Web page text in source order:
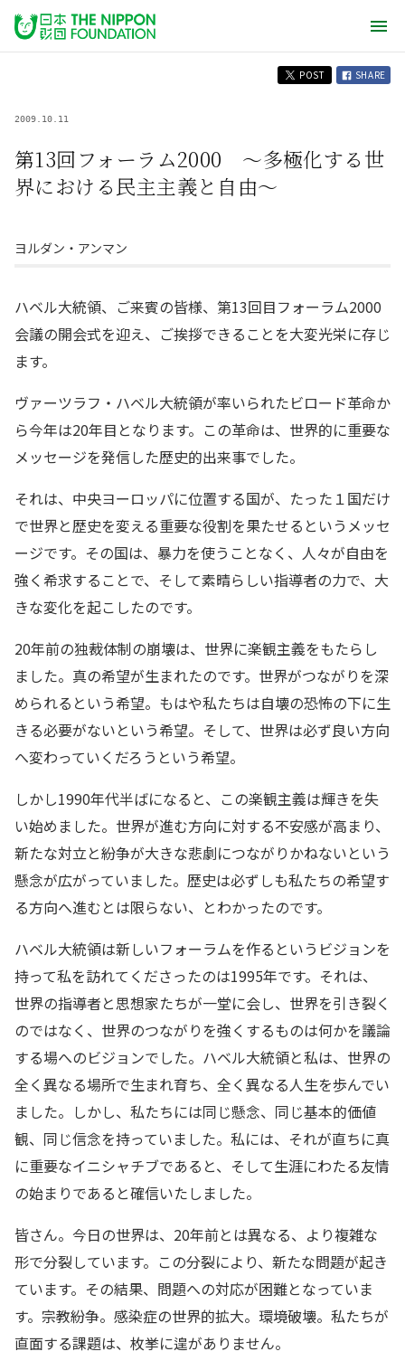
POST SHARE
2009.10.11
第13回フォーラム2000 〜多極化する世
界における民主主義と自由〜
ヨルダン・アンマン
ハベル大統領、ご来賓の皆様、第13回目フォーラム2000
会議の開会式を迎え、ご挨拶できることを大変光栄に存じ
ます。
ヴァーツラフ・ハベル大統領が率いられたビロード革命か
ら今年は20年目となります。この革命は、世界的に重要な
メッセージを発信した歴史的出来事でした。
それは、中央ヨーロッパに位置する国が、たった１国だけ
で世界と歴史を変える重要な役割を果たせるというメッセ
ージです。その国は、暴力を使うことなく、人々が自由を
強く希求することで、そして素晴らしい指導者の力で、大
きな変化を起こしたのです。
20年前の独裁体制の崩壊は、世界に楽観主義をもたらし
ました。真の希望が生まれたのです。世界がつながりを深
められるという希望。もはや私たちは自壊の恐怖の下に生
きる必要がないという希望。そして、世界は必ず良い方向
へ変わっていくだろうという希望。
しかし1990年代半ばになると、この楽観主義は輝きを失
い始めました。世界が進む方向に対する不安感が高まり、
新たな対立と紛争が大きな悲劇につながりかねないという
懸念が広がっていました。歴史は必ずしも私たちの希望す
る方向へ進むとは限らない、とわかったのです。
ハベル大統領は新しいフォーラムを作るというビジョンを
持って私を訪れてくださったのは1995年です。それは、
世界の指導者と思想家たちが一堂に会し、世界を引き裂く
のではなく、世界のつながりを強くするものは何かを議論
する場へのビジョンでした。ハベル大統領と私は、世界の
全く異なる場所で生まれ育ち、全く異なる人生を歩んでい
ました。しかし、私たちには同じ懸念、同じ基本的価値
観、同じ信念を持っていました。私には、それが直ちに真
に重要なイニシャチブであると、そして生涯にわたる友情
の始まりであると確信いたしました。
皆さん。今日の世界は、20年前とは異なる、より複雑な
形で分裂しています。この分裂により、新たな問題が起き
ています。その結果、問題への対応が困難となっていま
す。宗教紛争。感染症の世界的拡大。環境破壊。私たちが
直面する課題は、枚挙に遑がありません。